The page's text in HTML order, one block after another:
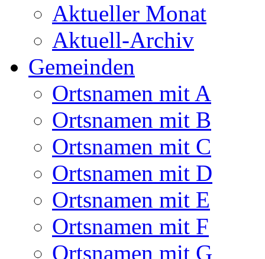
Aktueller Monat
Aktuell-Archiv
Gemeinden
Ortsnamen mit A
Ortsnamen mit B
Ortsnamen mit C
Ortsnamen mit D
Ortsnamen mit E
Ortsnamen mit F
Ortsnamen mit G